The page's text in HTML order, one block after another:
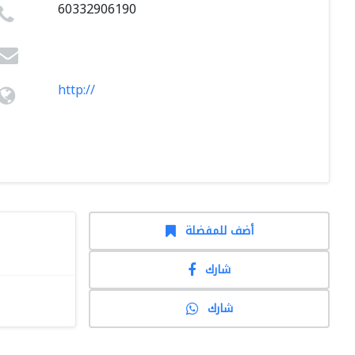
60332906190
http://
أضف للمفضلة
شارك
شارك